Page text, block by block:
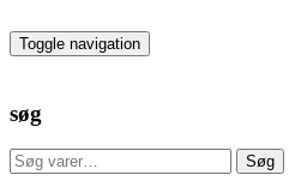
to
the
Toggle navigation
søg
Søg
efter:
Søg